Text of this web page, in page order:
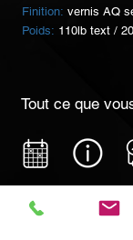
Finition: vernis AQ
Poids: 110lb text /
Tout ce que